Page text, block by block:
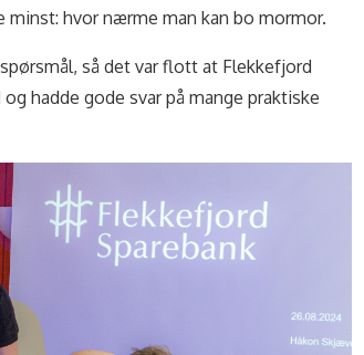
hvor nærme man kan bo mormor.
så det var flott at Flekkefjord
hadde gode svar på mange praktiske